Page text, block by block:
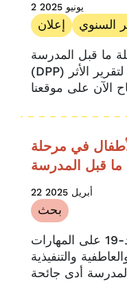
2 يونيو 2025
إعلان
السنوي
ما قبل المدرسة
(DPP) أن يعلن أن الملخص التنفيذي لتقرير الأثر
لعام ٢٠٢٤ متاح الآن على موقعنا
المختصر...
نمو الأطفال في مرحلة
ما قبل المدرسة
22 أبريل 2025
بحث
استكشاف تأثير جائحة كوفيد-19 على المهارات
والتنفيذية
أدى جائحة